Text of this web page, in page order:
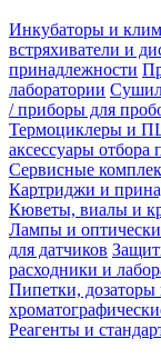
Инкубаторы и
встряхиватели и
принадлежности
лаборатории
/ приборы для
Термоциклеры и
аксессуары отбора
Сервисные
Картриджи и
Кюветы, виалы и
Лампы и
для датчиков
расходники и
Пипетки, дозаторы
Реагенты и